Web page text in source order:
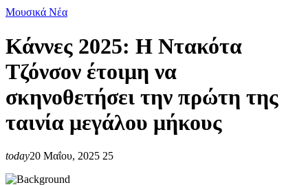
Μουσικά Νέα
Κάννες 2025: Η Ντακότα
Τζόνσον έτοιμη να
σκηνοθετήσει την πρώτη της
ταινία μεγάλου μήκους
today20 Μαΐου, 2025 25